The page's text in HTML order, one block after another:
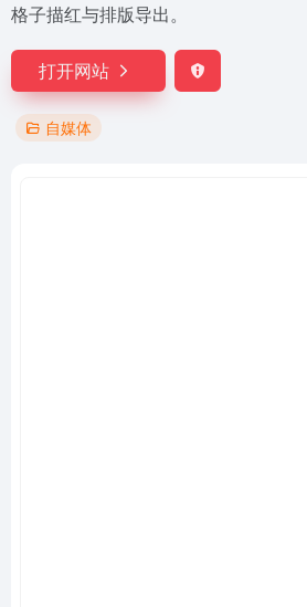
格子描红与排版导出。
打开网站
自媒体